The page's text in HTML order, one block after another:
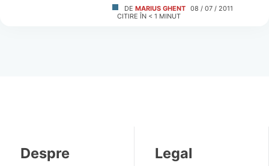
DE MARIUS GHENT 08 / 07 / 2011
CITIRE ÎN < 1 MINUT
Despre Legal